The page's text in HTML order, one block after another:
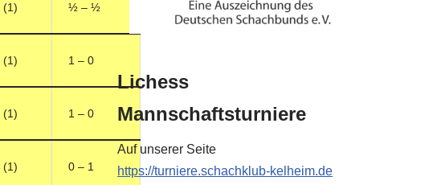
(1) ½ – ½
(1) 1 – 0
(1) 1 – 0
(1) 0 – 1
Lichess
Mannschaftsturniere
Auf unserer Seite
https://turniere.schachklub-kelheim.de